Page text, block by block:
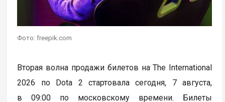
Фото: freepik.com
Вторая волна продажи билетов на The International
2026 по Dota 2 стартовала сегодня, 7 августа,
в 09:00 по московскому времени. Билеты